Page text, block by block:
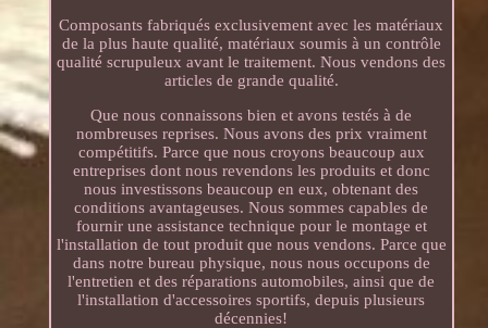
Composants fabriqués exclusivement avec les matériaux
de la plus haute qualité, matériaux soumis à un contrôle
qualité scrupuleux avant le traitement. Nous vendons des
articles de grande qualité.
Que nous connaissons bien et avons testés à de
nombreuses reprises. Nous avons des prix vraiment
compétitifs. Parce que nous croyons beaucoup aux
entreprises dont nous revendons les produits et donc
nous investissons beaucoup en eux, obtenant des
conditions avantageuses. Nous sommes capables de
fournir une assistance technique pour le montage et
l'installation de tout produit que nous vendons. Parce que
dans notre bureau physique, nous nous occupons de
l'entretien et des réparations automobiles, ainsi que de
l'installation d'accessoires sportifs, depuis plusieurs
décennies!